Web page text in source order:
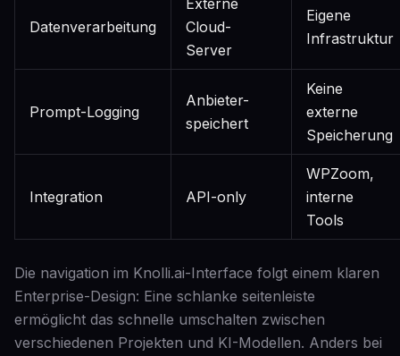
Datenverarbeitung
Externe
Cloud-
Server
Eigene
Infrastruktur
Prompt-Logging
Anbieter-
speichert
Keine
externe
Speicherung
Integration API-only
WPZoom,
interne
Tools
Die navigation im Knolli.ai-Interface folgt einem klaren
Enterprise-Design: Eine schlanke seitenleiste
ermöglicht das schnelle umschalten zwischen
verschiedenen Projekten und KI-Modellen. Anders bei